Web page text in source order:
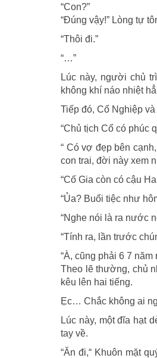
“Con?”
“Đúng vậy!” Lòng tự
“Thôi đi.”
“…”
Lúc này, người chủ
không khí náo nhiệt
Tiếp đó, Cố Nghiệp
“Chủ tịch Cố có phúc
“ Có vợ đẹp bên
con trai, đời này xem
“Cố Gia còn có cậu
“Ủa? Buổi tiệc như
“Nghe nói là ra nước
“Tính ra, lần trước
“À, cũng phải 6 7 năm
Theo lẽ thường, chủ
kêu lên hai tiếng.
Ẹc… Chắc không ai
Lúc này, một đĩa hạt
tay về.
“Ăn đi,“ Khuôn mặt